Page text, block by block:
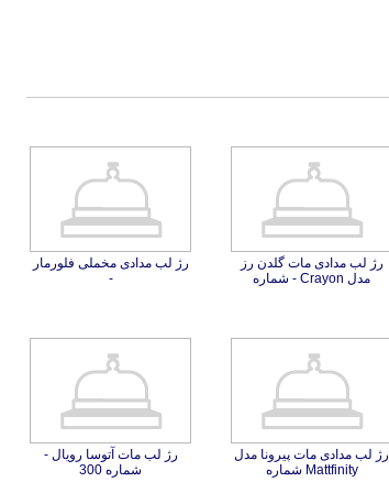
رژ لب مدادی مات گلدن رز
مدل Crayon - شماره
رژ لب مدادی مخملی فلورمار
-
رژ لب مدادی مات پیرونا مدل
Mattfinity شماره
رژ لب مات آتوسا رویال -
شماره 300